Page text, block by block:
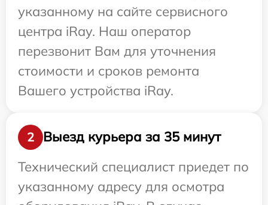
указанному на сайте сервисного
центра iRay. Наш оператор
перезвонит Вам для уточнения
стоимости и сроков ремонта
Вашего устройства iRay.
2
Выезд курьера за 35 минут
Технический специалист приедет по
указанному адресу для осмотра